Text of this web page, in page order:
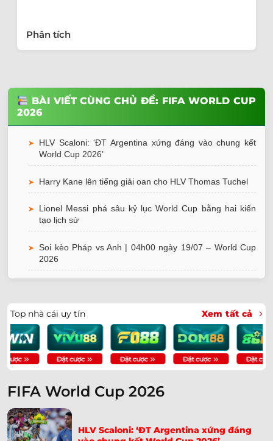
Phân tích
BÀI VIẾT CÙNG CHỦ ĐỀ: FIFA WORLD CUP
2026
➤
HLV Scaloni: ‘ĐT Argentina xứng đáng vào chung kết
World Cup 2026’
➤ Harry Kane lên tiếng giải oan cho HLV Thomas Tuchel
➤
Lionel Messi phá sâu kỷ lục World Cup bằng hai kiến
tạo lịch sử
➤ Soi kèo Pháp vs Anh | 04h00 ngày 19/07 – World Cup
2026
➤ Soi kèo Anh vs Argentina | 02h00 ngày 15/07 – World
Cup 2026
➤ World Cup 2026 xác định 4 đội mạnh nhất vào bán kết
World Cup 2026
➤ Lamine Yamal phá kỷ lục của Pele ở World Cup 2026
Top nhà cái uy tín Xem tất cả
FIFA World Cup 2026
HLV Scaloni: ‘ĐT Argentina xứng đáng